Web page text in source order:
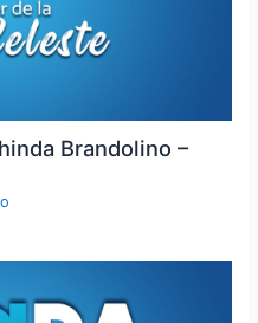
Brandolino –